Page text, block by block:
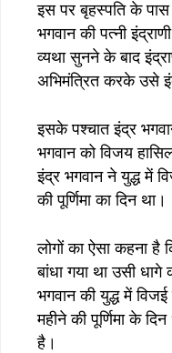
इस पर बृहस्पति के
भगवान की पत्नी
व्यथा सुनने के बाद
अभिमंत्रित करके उसे
इसके पश्चात इंद्र
भगवान को विजय
इंद्र भगवान ने युद्ध में
की पूर्णिमा का दिन था।
लोगों का ऐसा कहना है
बांधा गया था उसी
भगवान की युद्ध में
महीने की पूर्णिमा के
है।